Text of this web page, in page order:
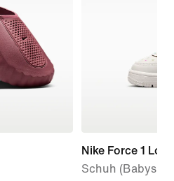
Nike Force 1 Low
Schuh (Babys,